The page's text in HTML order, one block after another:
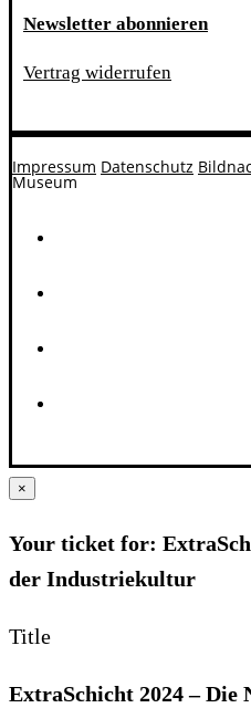
Newsletter abonnieren
Vertrag widerrufen
Impressum Datenschutz
Museum
×
Your ticket for:
der Industriekultur
Title
ExtraSchicht 2024 – Die